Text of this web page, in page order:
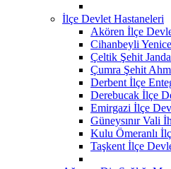
İlçe Devlet Hastaneleri
Akören İlçe
Cihanbeyli
Çeltik Şehit
Çumra Şehit
Derbent İlçe
Derebucak İlçe
Emirgazi İlçe
Güneysınır Vali
Kulu Ömeranlı
Taşkent İlçe